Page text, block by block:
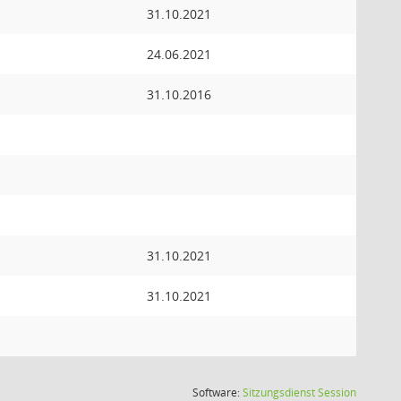
31.10.2021
24.06.2021
31.10.2016
31.10.2021
31.10.2021
Software:SitzungsdienstSession(Wird in